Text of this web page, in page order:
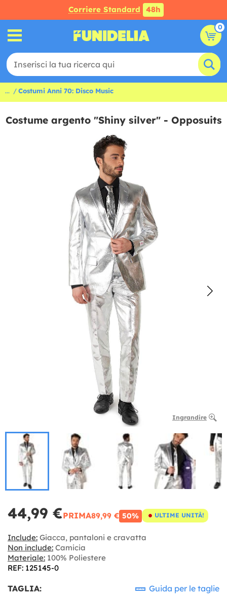
Corriere Standard 48h
0
... Costumi Anni 70: Disco Music
Costume argento "Shiny silver" - Opposuits
Ingrandire
44,99 €PRIMA89,99 € 50% ULTIME UNITÀ!
Include: Giacca, pantaloni e cravatta
Non include: Camicia
Materiale: 100% Poliestere
REF: 125145-0
TAGLIA: Guida per le taglie